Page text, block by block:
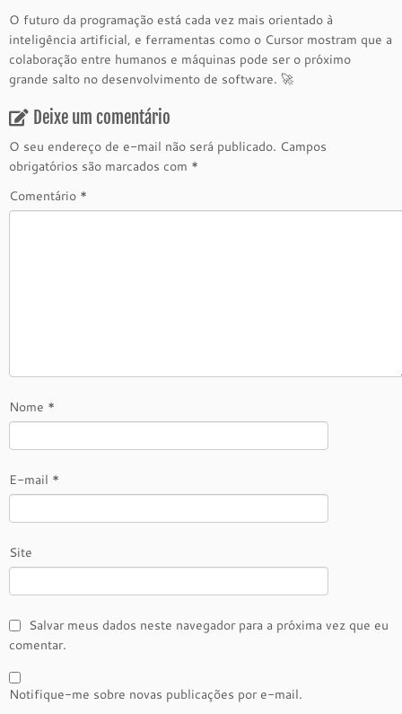
O futuro da programação está cada vez mais orientado à
inteligência artificial, e ferramentas como o Cursor mostram que a
colaboração entre humanos e máquinas pode ser o próximo
grande salto no desenvolvimento de software. 🚀
Deixe um comentário
O seu endereço de e-mail não será publicado. Campos
obrigatórios são marcados com *
Comentário *
Nome *
E-mail *
Site
Salvar meus dados neste navegador para a próxima vez que eu
comentar.
Notifique-me sobre novas publicações por e-mail.